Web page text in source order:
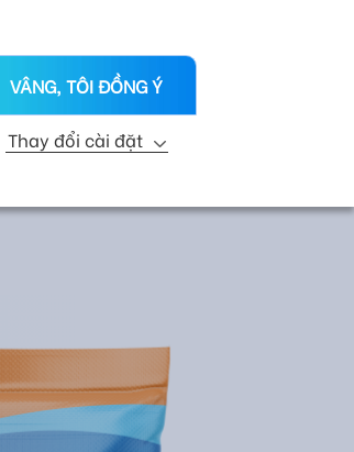
VÂNG, TÔI ĐỒNG Ý
Thay đổi cài đặt
PHÁT TRIỂN BỀN VỮNG
R&D
Nhóm sản phẩm